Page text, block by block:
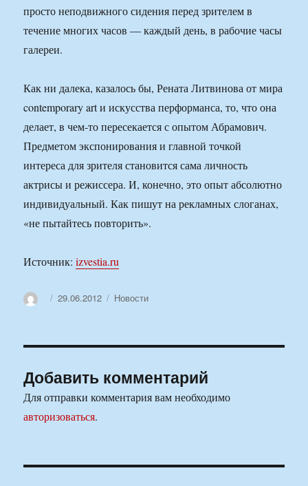
просто неподвижного сидения перед зрителем в
течение многих часов — каждый день, в рабочие часы
галереи.
Как ни далека, казалось бы, Рената Литвинова от мира
contemporary art и искусства перформанса, то, что она
делает, в чем-то пересекается с опытом Абрамович.
Предметом экспонирования и главной точкой
интереса для зрителя становится сама личность
актрисы и режиссера. И, конечно, это опыт абсолютно
индивидуальный. Как пишут на рекламных слоганах,
«не пытайтесь повторить».
Источник:izvestia.ru
АвторОпубликовано
29.06.2012 Рубрики
Новости
Добавить комментарий
Для отправки комментария вам необходимо
авторизоваться.